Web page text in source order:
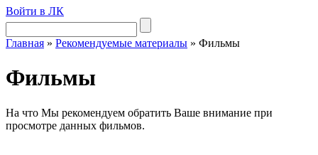
Войти в ЛК
Главная » Рекомендуемые материалы » Фильмы
Фильмы
На что Мы рекомендуем обратить Ваше внимание при
просмотре данных фильмов.